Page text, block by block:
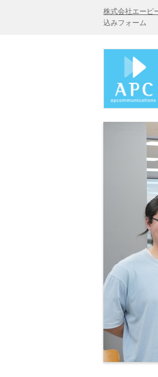
株式会社エーピ
込みフォーム